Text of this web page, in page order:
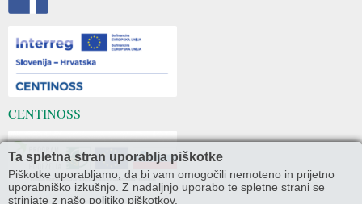
Ta spletna stran uporablja piškotke
Piškotke uporabljamo, da bi vam omogočili nemoteno in prijetno
uporabniško izkušnjo. Z nadaljnjo uporabo te spletne strani se
strinjate z našo politiko piškotkov.
CENTINOSS